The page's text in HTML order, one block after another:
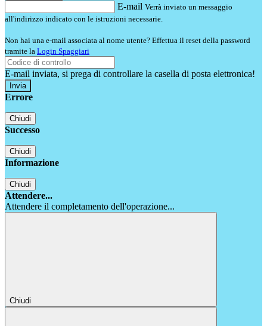
E-mail Verrà inviato un messaggio
all'indirizzo indicato con le istruzioni necessarie.
Non hai una e-mail associata al nome utente? Effettua il reset della password
tramite la Login Spaggiari
E-mail inviata, si prega di controllare la casella di posta elettronica!
Errore
Chiudi
Successo
Chiudi
Informazione
Chiudi
Attendere...
Attendere il completamento dell'operazione...
Chiudi